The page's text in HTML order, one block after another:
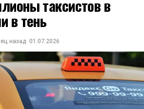
таксистов в
в тень
назад 01.07.2026